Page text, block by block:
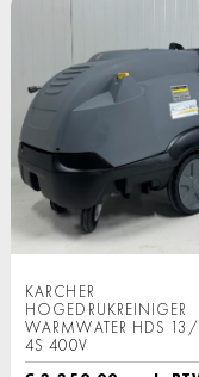
KARCHER
HOGEDRUKREINIGER
WARMWATER HDS
4S 400V